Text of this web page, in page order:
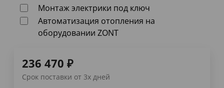
Монтаж электрики под ключ
Автоматизация отопления на
оборудовании ZONT
236 470 ₽
Срок поставки от 3х дней